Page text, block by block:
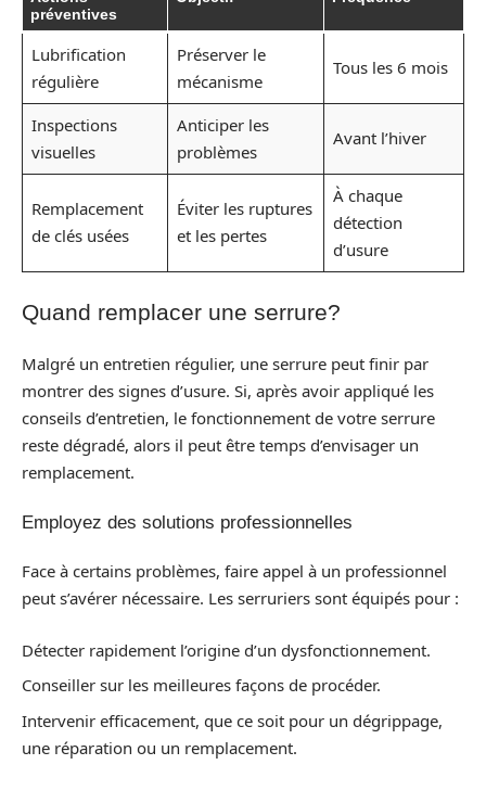
préventives
Lubrification
régulière
Préserver le
mécanisme
Tous les 6 mois
Inspections
visuelles
Anticiper les
problèmes
Avant l’hiver
Remplacement
de clés usées
Éviter les ruptures
et les pertes
À chaque
détection
d’usure
Quand remplacer une serrure?
Malgré un entretien régulier, une serrure peut finir par
montrer des signes d’usure. Si, après avoir appliqué les
conseils d’entretien, le fonctionnement de votre serrure
reste dégradé, alors il peut être temps d’envisager un
remplacement.
Employez des solutions professionnelles
Face à certains problèmes, faire appel à un professionnel
peut s’avérer nécessaire. Les serruriers sont équipés pour :
Détecter rapidement l’origine d’un dysfonctionnement.
Conseiller sur les meilleures façons de procéder.
Intervenir efficacement, que ce soit pour un dégrippage,
une réparation ou un remplacement.